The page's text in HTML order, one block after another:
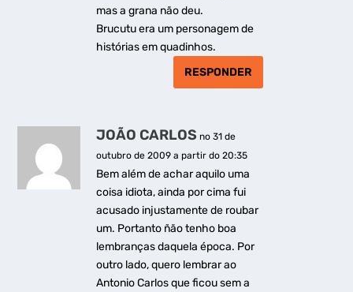
mas a grana não deu.
Brucutu era um personagem de
histórias em quadinhos.
RESPONDER
JOÃO CARLOS no 31 de
outubro de 2009 a partir do 20:35
Bem além de achar aquilo uma
coisa idiota, ainda por cima fui
acusado injustamente de roubar
um. Portanto ñão tenho boa
lembranças daquela época. Por
outro lado, quero lembrar ao
Antonio Carlos que ficou sem a